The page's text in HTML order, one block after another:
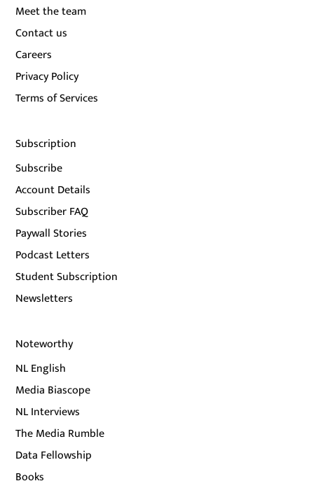
Meet the team
Contact us
Careers
Privacy Policy
Terms of Services
Subscription
Subscribe
Account Details
Subscriber FAQ
Paywall Stories
Podcast Letters
Student Subscription
Newsletters
Noteworthy
NL English
Media Biascope
NL Interviews
The Media Rumble
Data Fellowship
Books